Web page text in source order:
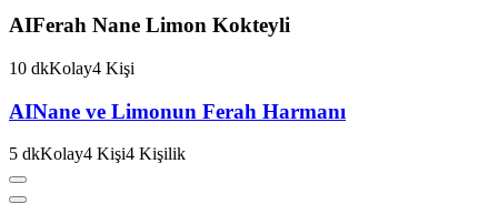
AIFerah Nane Limon Kokteyli
10 dkKolay4 Kişi
AINane ve Limonun Ferah Harmanı
5 dkKolay4 Kişi4 Kişilik